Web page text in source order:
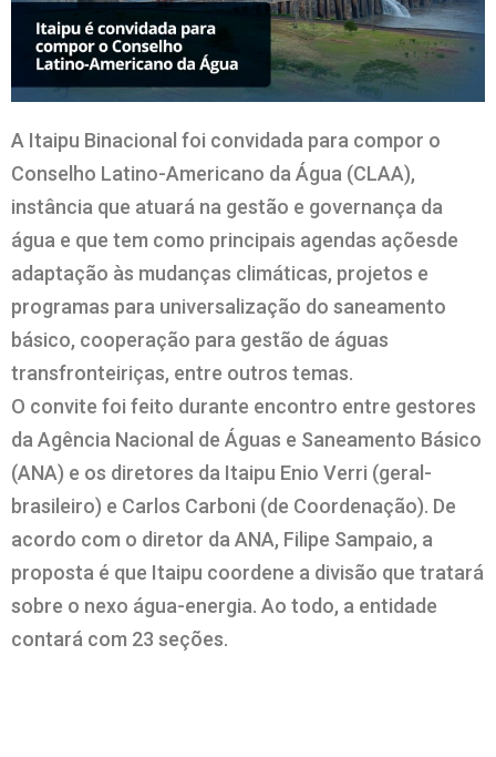
A Itaipu Binacional foi convidada para compor o
Conselho Latino-Americano da Água (CLAA),
instância que atuará na gestão e governança da
água e que tem como principais agendas açõesde
adaptação às mudanças climáticas, projetos e
programas para universalização do saneamento
básico, cooperação para gestão de águas
transfronteiriças, entre outros temas.
O convite foi feito durante encontro entre gestores
da Agência Nacional de Águas e Saneamento Básico
(ANA) e os diretores da Itaipu Enio Verri (geral-
brasileiro) e Carlos Carboni (de Coordenação). De
acordo com o diretor da ANA, Filipe Sampaio, a
proposta é que Itaipu coordene a divisão que tratará
sobre o nexo água-energia. Ao todo, a entidade
contará com 23 seções.